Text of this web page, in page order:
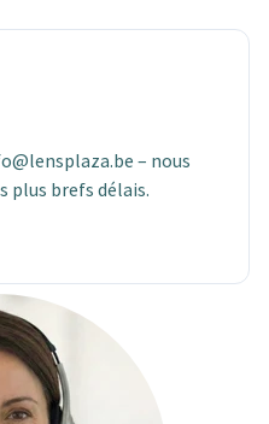
– nous
plus brefs délais.